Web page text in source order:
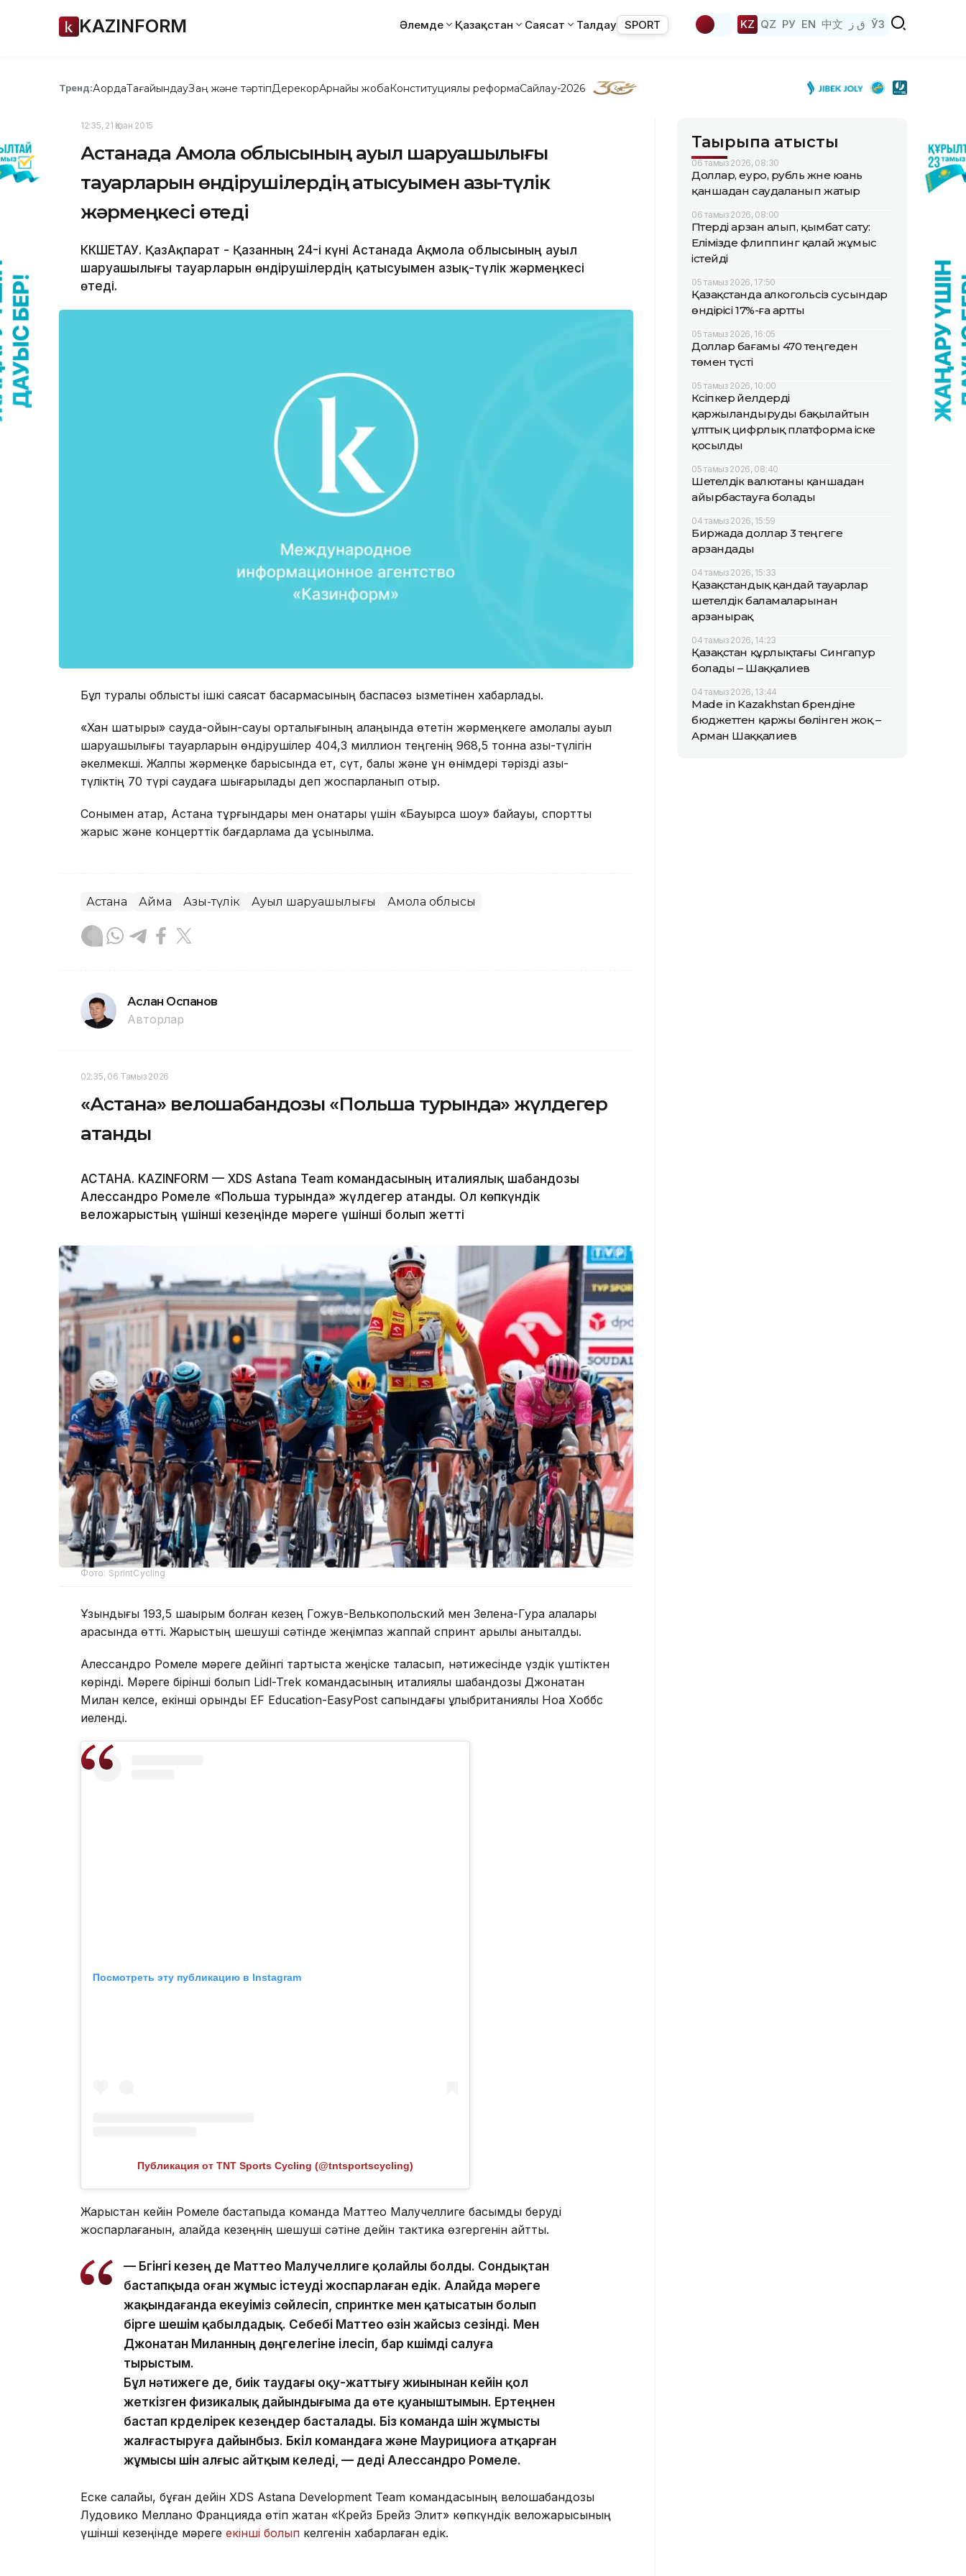
KAZINFORM Әлемде Қазақстан Саясат Талдау SPORT KZ QZ РУ EN 中文 ق ز ЎЗ
Тренд:АқордаТағайындауЗаң және тәртіпДерекқорАрнайы жобаКонституциялық реформаСайлау-2026
12:35, 21 Қазан 2015
Астанада Ақмола облысының ауыл шаруашылығы
тауарларын өндірушілердің қатысуымен азық-түлік
жәрмеңкесі өтеді
КӨКШЕТАУ. ҚазАқпарат - Қазанның 24-і күні Астанада Ақмола облысының ауыл
шаруашылығы тауарларын өндірушілердің қатысуымен азық-түлік жәрмеңкесі
өтеді.
Бұл туралы облыстық ішкі саясат басқармасының баспасөз қызметінен хабарлады.
«Хан шатыры» сауда-ойын-сауық орталығының алаңында өтетін жәрмеңкеге ақмолалық ауыл
шаруашылығы тауарларын өндірушілер 404,3 миллион теңгенің 968,5 тонна азық-түлігін
әкелмекші. Жалпы жәрмеңке барысында ет, сүт, балық және ұн өнімдері тәрізді азық-
түліктің 70 түрі саудаға шығарылады деп жоспарланып отыр.
Сонымен қатар, Астана тұрғындары мен қонақтары үшін «Бауырсақ шоу» байқауы, спорттық
жарыс және концерттік бағдарлама да ұсынылмақ.
Астана Аймақ Азық-түлік Ауыл шаруашылығы Ақмола облысы
Аслан Оспанов
Авторлар
02:35, 06 Тамыз 2026
«Астана» велошабандозы «Польша турында» жүлдегер
атанды
АСТАНА. KAZINFORM — XDS Astana Team командасының италиялық шабандозы
Алессандро Ромеле «Польша турында» жүлдегер атанды. Ол көпкүндік
веложарыстың үшінші кезеңінде мәреге үшінші болып жетті
Фото: SprintCycling
Ұзындығы 193,5 шақырым болған кезең Гожув-Велькопольский мен Зелена-Гура қалалары
арасында өтті. Жарыстың шешуші сәтінде жеңімпаз жаппай спринт арқылы анықталды.
Алессандро Ромеле мәреге дейінгі тартыста жеңіске таласып, нәтижесінде үздік үштіктен
көрінді. Мәреге бірінші болып Lidl-Trek командасының италиялық шабандозы Джонатан
Милан келсе, екінші орынды EF Education-EasyPost сапындағы ұлыбританиялық Ноа Хоббс
иеленді.
Посмотреть эту публикацию в Instagram
Публикация от TNT Sports Cycling (@tntsportscycling)
Жарыстан кейін Ромеле бастапқыда команда Маттео Малучеллиге басымдық беруді
жоспарлағанын, алайда кезеңнің шешуші сәтіне дейін тактика өзгергенін айтты.
— Бүгінгі кезең де Маттео Малучеллиге қолайлы болды. Сондықтан
бастапқыда оған жұмыс істеуді жоспарлаған едік. Алайда мәреге
жақындағанда екеуіміз сөйлесіп, спринтке мен қатысатын болып
бірге шешім қабылдадық. Себебі Маттео өзін жайсыз сезінді. Мен
Джонатан Миланның дөңгелегіне ілесіп, бар күшімді салуға
тырыстым.
Бұл нәтижеге де, биік таудағы оқу-жаттығу жиынынан кейін қол
жеткізген физикалық дайындығыма да өте қуаныштымын. Ертеңнен
бастап күрделірек кезеңдер басталады. Біз команда үшін жұмысты
жалғастыруға дайынбыз. Бүкіл командаға және Маурициоға атқарған
жұмысы үшін алғыс айтқым келеді, — деді Алессандро Ромеле.
Еске салайық, бұған дейін XDS Astana Development Team командасының велошабандозы
Лудовико Меллано Францияда өтіп жатқан «Крейз Брейз Элит» көпкүндік веложарысының
үшінші кезеңінде мәреге екінші болып келгенін хабарлаған едік.
Тақырыпқа қатысты
06 тамыз 2026, 08:30
Доллар, еуро, рубль және юань
қаншадан саудаланып жатыр
06 тамыз 2026, 08:00
Пәтерді арзан алып, қымбат сату:
Елімізде флиппинг қалай жұмыс
істейді
05 тамыз 2026, 17:50
Қазақстанда алкогольсіз сусындар
өндірісі 17%-ға артты
05 тамыз 2026, 16:05
Доллар бағамы 470 теңгеден
төмен түсті
05 тамыз 2026, 10:00
Кәсіпкер әйелдерді
қаржыландыруды бақылайтын
ұлттық цифрлық платформа іске
қосылды
05 тамыз 2026, 08:40
Шетелдік валютаны қаншадан
айырбастауға болады
04 тамыз 2026, 15:59
Биржада доллар 3 теңгеге
арзандады
04 тамыз 2026, 15:33
Қазақстандық қандай тауарлар
шетелдік баламаларынан
арзанырақ
04 тамыз 2026, 14:23
Қазақстан құрлықтағы Сингапур
болады – Шаққалиев
04 тамыз 2026, 13:44
Made in Kazakhstan брендіне
бюджеттен қаржы бөлінген жоқ –
Арман Шаққалиев